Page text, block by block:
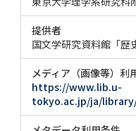
提供者
国文学研究資料館「歴
メディア（画像等）利
https://www.lib.u-
tokyo.ac.jp/ja/